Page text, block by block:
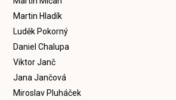
Martin Hladík
Luděk Pokorný
Daniel Chalupa
Viktor Janč
Jana Jančová
Miroslav Pluháček